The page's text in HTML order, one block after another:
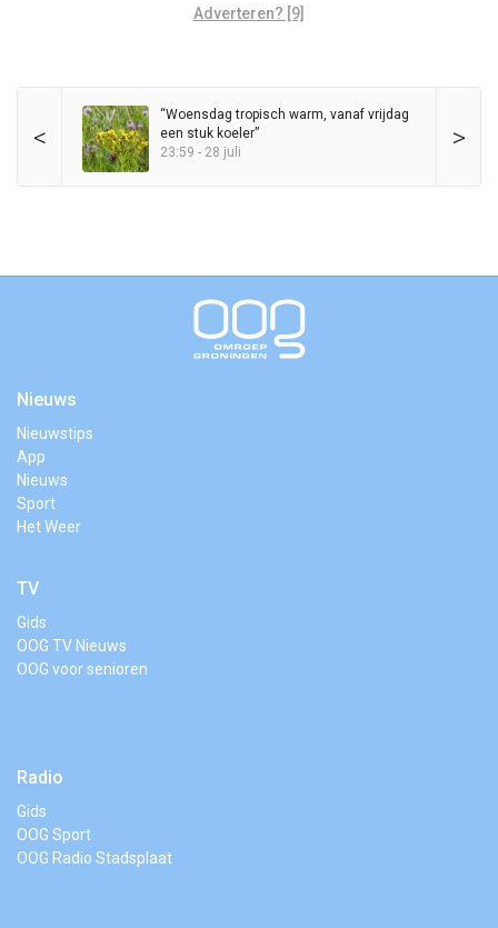
Adverteren? [9]
< >
“Woensdag tropisch warm, vanaf vrijdag
een stuk koeler”
23:59 - 28 juli
Nieuws
Nieuwstips
App
Nieuws
Sport
Het Weer
TV
Gids
OOG TV Nieuws
OOG voor senioren
Radio
Gids
OOG Sport
OOG Radio Stadsplaat